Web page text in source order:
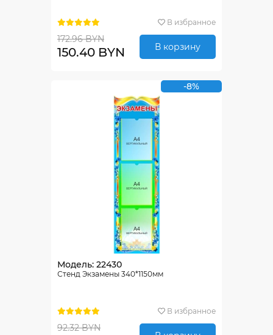
В избранное
172.96 BYN
150.40 BYN В корзину
-8%
Модель: 22430
Стенд Экзамены 340*1150мм
В избранное
92.32 BYN